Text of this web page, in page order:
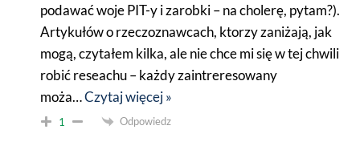
podawać woje PIT-y i zarobki – na cholerę, pytam?).
Artykułów o rzeczoznawcach, ktorzy zaniżają, jak
mogą, czytałem kilka, ale nie chce mi się w tej chwili
robić reseachu – każdy zaintreresowany
moża…Czytaj więcej »
1 Odpowiedz